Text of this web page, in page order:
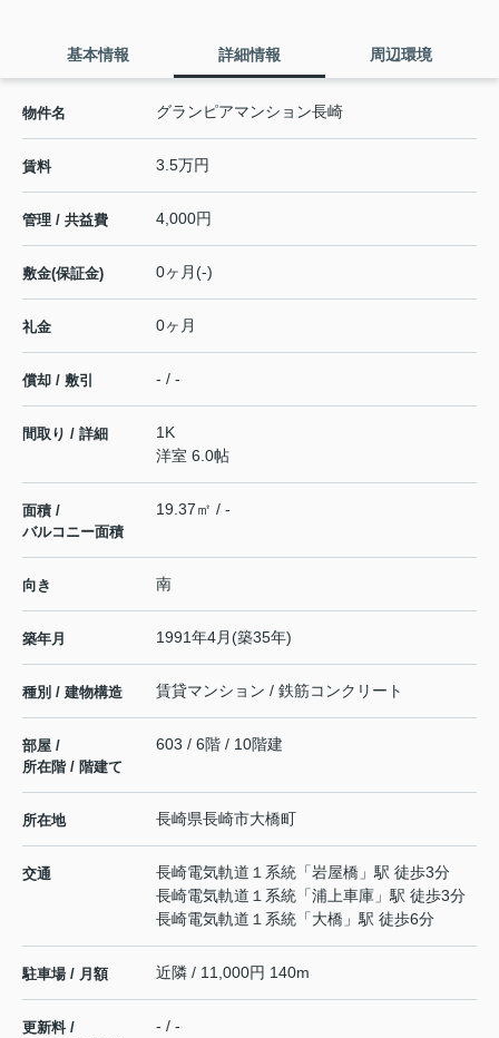
基本情報 詳細情報 周辺環境
物件名 グランピアマンション長崎
賃料 3.5万円
管理 / 共益費 4,000円
敷金(保証金) 0ヶ月(-)
礼金 0ヶ月
償却 / 敷引 - / -
間取り / 詳細
1K
洋室 6.0帖
面積 /
バルコニー面積
19.37㎡ / -
向き 南
築年月 1991年4月(築35年)
種別 / 建物構造 賃貸マンション / 鉄筋コンクリート
部屋 /
所在階 / 階建て
603 / 6階 / 10階建
所在地 長崎県長崎市大橋町
交通 長崎電気軌道１系統 「岩屋橋 」駅 徒歩3分
長崎電気軌道１系統 「浦上車庫 」駅 徒歩3分
長崎電気軌道１系統 「大橋 」駅 徒歩6分
駐車場 / 月額 近隣 / 11,000円 140m
更新料 /
- / -